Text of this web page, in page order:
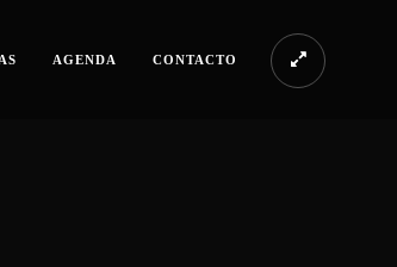
AGENDA CONTACTO